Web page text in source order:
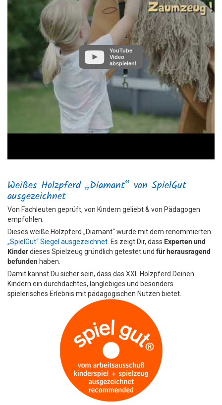
YouTube
Video
abspielen!
Weißes Holzpferd „Diamant“ von SpielGut
ausgezeichnet
Von Fachleuten geprüft, von Kindern geliebt & von Pädagogen
empfohlen.
Dieses weiße Holzpferd „Diamant“ wurde mit dem renommierten
„SpielGut“ Siegel ausgezeichnet. Es zeigt Dir, dass Experten und
Kinderdieses Spielzeug gründlich getestet und für herausragend
befunden haben.
Damit kannst Du sicher sein, dass das XXL Holzpferd Deinen
Kindern ein durchdachtes, langlebiges und besonders
spielerisches Erlebnis mit pädagogischen Nutzen bietet.